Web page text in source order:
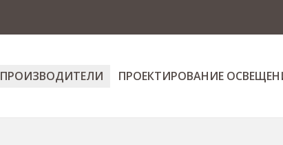
ПРОИЗВОДИТЕЛИ ПРОЕКТИРОВАНИЕ